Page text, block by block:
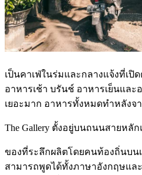
เป็นคาเฟ่ในร่มและกลางแจ้งที่เปิ
อาหารเช้า บรันช์ อาหารเย็นแล
เยอะมาก อาหารทั้งหมดทำหลังจา
The Gallery ตั้งอยู่บนถนนสายหลั
ของที่ระลึกผลิตโดยคนท้องถิ่นบน
สามารถพูดได้ทั้งภาษาอังกฤษแล